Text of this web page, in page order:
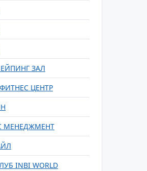
ЗАЛ
ЦЕНТР
МЕНЕДЖМЕНТ
INBI WORLD